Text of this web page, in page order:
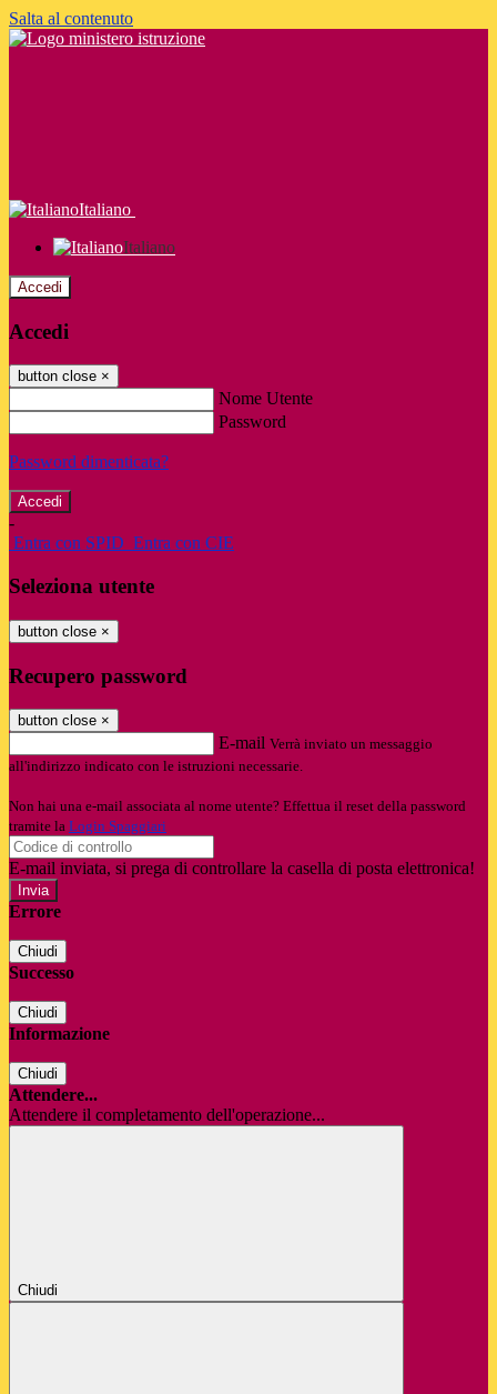
Salta al contenuto
Italiano
Italiano
Accedi
Accedi
button close ×
Nome Utente
Password
Password dimenticata?
-
Entra con SPID Entra con CIE
Seleziona utente
button close ×
Recupero password
button close ×
E-mail Verrà inviato un messaggio
all'indirizzo indicato con le istruzioni necessarie.
Non hai una e-mail associata al nome utente? Effettua il reset della password
tramite la Login Spaggiari
E-mail inviata, si prega di controllare la casella di posta elettronica!
Errore
Chiudi
Successo
Chiudi
Informazione
Chiudi
Attendere...
Attendere il completamento dell'operazione...
Chiudi